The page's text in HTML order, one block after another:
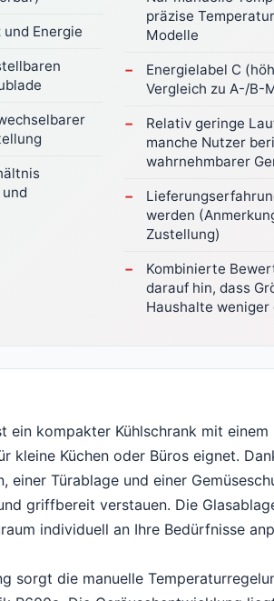
Energie
präzise
Modelle
Energielabel C
Vergleich zu A-/B-
Relativ geringe
manche Nutzer
wahrnehmbarer
werden
Zustellung)
Kombinierte
darauf hin, dass
Haushalte
ein kompakter Kühlschrank mit
kleine Küchen oder Büros eignet.
einer Türablage und einer
griffbereit verstauen. Die
individuell an Ihre Bedürfnisse
sorgt die manuelle